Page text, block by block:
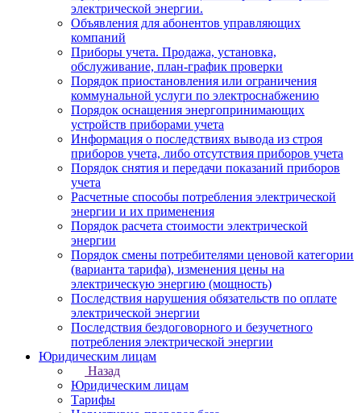
электрической энергии.
Объявления для абонентов управляющих
компаний
Приборы учета. Продажа, установка,
обслуживание, план-график проверки
Порядок приостановления или ограничения
коммунальной услуги по электроснабжению
Порядок оснащения энергопринимающих
устройств приборами учета
Информация о последствиях вывода из строя
приборов учета, либо отсутствия приборов учета
Порядок снятия и передачи показаний приборов
учета
Расчетные способы потребления электрической
энергии и их применения
Порядок расчета стоимости электрической
энергии
Порядок смены потребителями ценовой категории
(варианта тарифа), изменения цены на
электрическую энергию (мощность)
Последствия нарушения обязательств по оплате
электрической энергии
Последствия бездоговорного и безучетного
потребления электрической энергии
Юридическим лицам
Назад
Юридическим лицам
Тарифы